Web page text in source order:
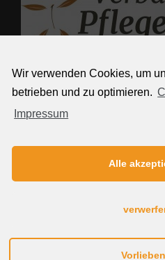
Wir verwenden Cookies, um
betrieben und zu optimieren.
Impressum
Alle
Vorlieben
Weitere Links
Kontakt